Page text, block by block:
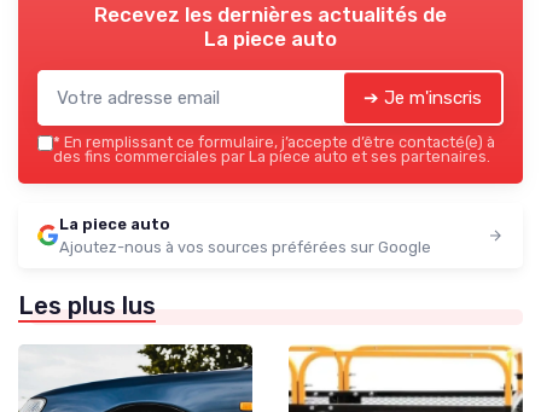
Recevez les dernières actualités de
La piece auto
➔ Je m'inscris
* En remplissant ce formulaire, j’accepte d’être contacté(e) à
des fins commerciales par La piece auto et ses partenaires.
La piece auto
Ajoutez-nous à vos sources préférées sur Google
Les plus lus